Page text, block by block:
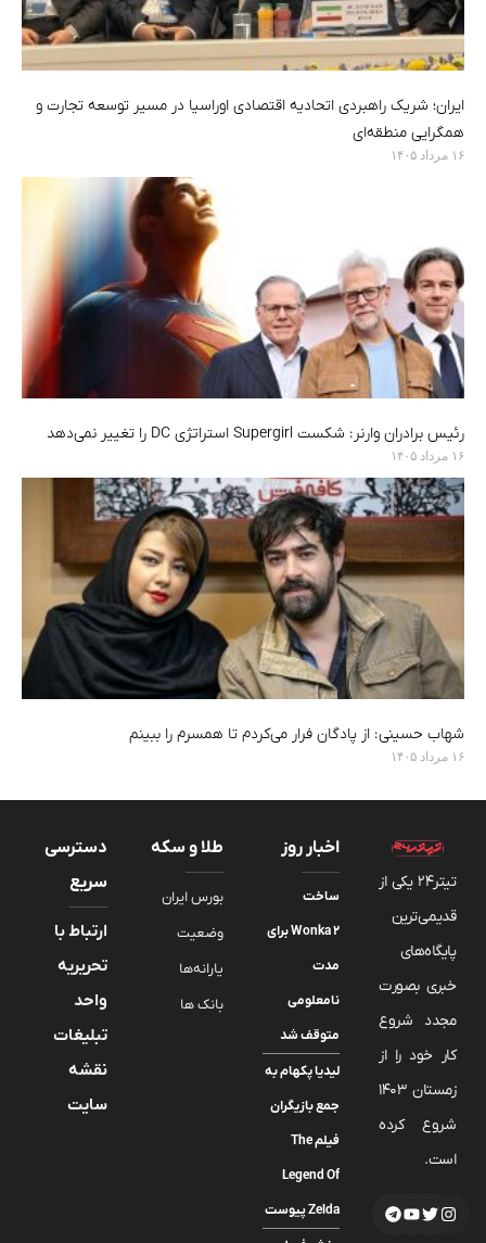
ایران؛ شریک راهبردی اتحادیه اقتصادی اوراسیا در مسیر توسعه تجارت و
همگرایی منطقه‌ای
۱۶ مرداد ۱۴۰۵
رئیس برادران وارنر: شکست Supergirl استراتژی DC را تغییر نمی‌دهد
۱۶ مرداد ۱۴۰۵
شهاب حسینی: از پادگان فرار می‌کردم تا همسرم را ببینم
۱۶ مرداد ۱۴۰۵
تیتر24 یکی از
قدیمی‌ترین
پایگاه‌های
خبری بصورت
مجدد شروع
کار خود را از
زمستان 1403
شروع کرده
است.
اخبار روز
ساخت
Wonka 2 برای
مدت
نامعلومی
متوقف شد
لیدیا پکهام به
جمع بازیگران
فیلم The
Legend Of
Zelda پیوست
طلا و سکه
بورس ایران
وضعیت
یارانه‌ها
بانک ها
دسترسی
سریع
ارتباط با
تحریریه
واحد
تبلیغات
نقشه
سایت